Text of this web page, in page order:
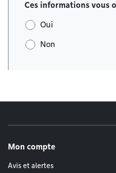
Ces informations vous
Oui
Non
Mon compte
Avis et alertes